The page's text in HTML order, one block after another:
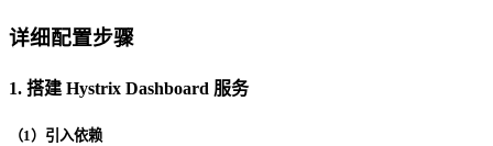
详细配置步骤
1. 搭建 Hystrix Dashboard 服务
（1）引入依赖